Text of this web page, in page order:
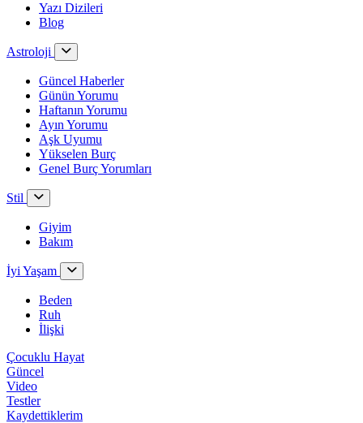
Yazı Dizileri
Blog
Astroloji
Güncel Haberler
Günün Yorumu
Haftanın Yorumu
Ayın Yorumu
Aşk Uyumu
Yükselen Burç
Genel Burç Yorumları
Stil
Giyim
Bakım
İyi Yaşam
Beden
Ruh
İlişki
Çocuklu Hayat
Güncel
Video
Testler
Kaydettiklerim